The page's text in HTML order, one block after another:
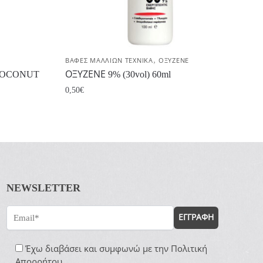
ΒΑΦΕΣ ΜΑΛΛΙΩΝ ΤΕΧΝΙΚΑ,ΟΞΥΖΕΝΕ
ΟΞΥΖΕΝΕ 9% (30vol) 60ml
0,50€
NEWSLETTER
ΕΓΓΡΑΦΗ
Έχω διαβάσει και συμφωνώ με την Πολιτική